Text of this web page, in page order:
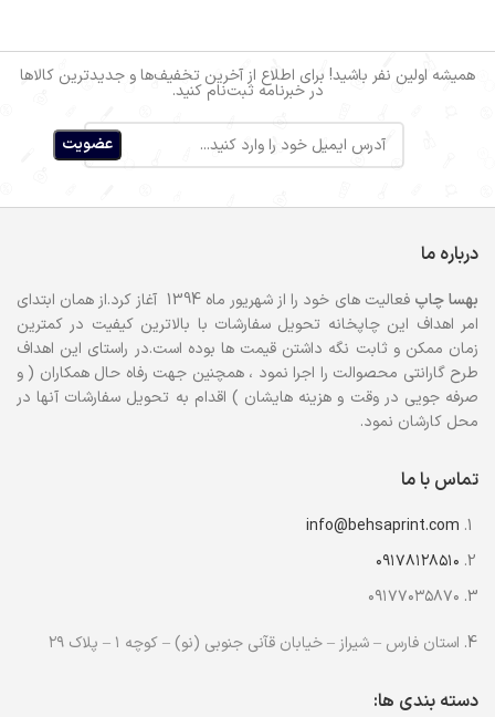
همیشه اولین نفر باشید! برای اطلاع از آخرین تخفیف‌ها و جدیدترین کالاها
در خبرنامه ثبت‌نام کنید.
درباره ما
بهساچاپ
فعالیت های خود را از شهریور ماه 1394 آغاز کرد.از همان ابتدای
امر اهداف این چاپخانه تحویل سفارشات با بالاترین کیفیت در کمترین
زمان ممکن و ثابت نگه داشتن قیمت ها بوده است.در راستای این اهداف
طرح گارانتی محصوالت را اجرا نمود ، همچنین جهت رفاه حال همکاران ( و
صرفه جویی در وقت و هزینه هایشان ) اقدام به تحویل سفارشات آنها در
محل کارشان نمود.
تماس با ما
info@behsaprint.com
۰۹۱۷۸۱۲۸۵۱۰
۰۹۱۷۷۰۳۵۸۷۰
استان فارس – شیراز – خیابان قآنی جنوبی (نو) – کوچه ۱ – پلاک ۲۹
دسته بندی ها: